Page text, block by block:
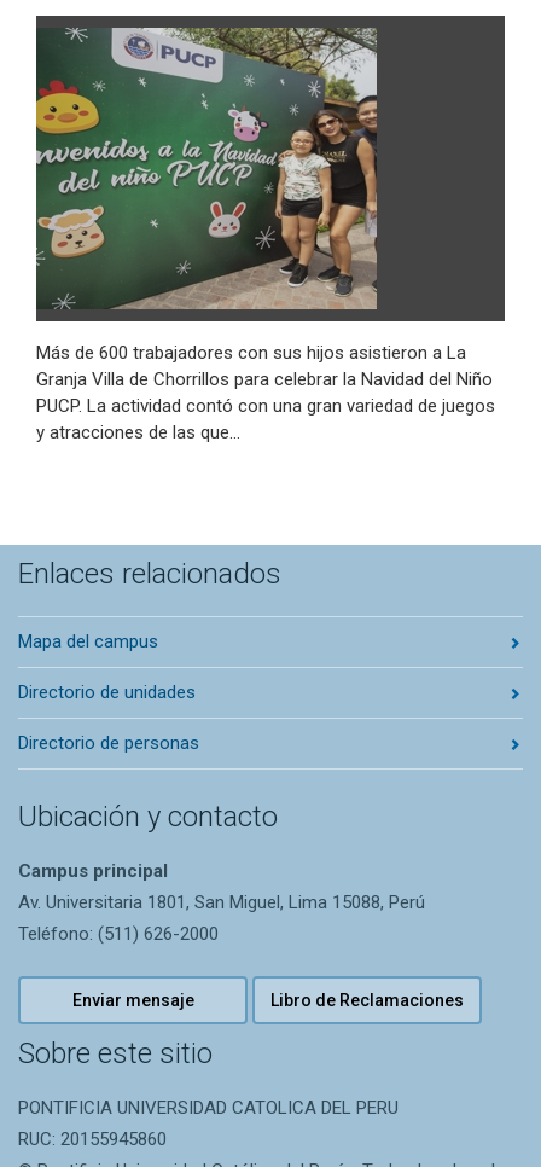
Más de 600 trabajadores con sus hijos asistieron a La
Granja Villa de Chorrillos para celebrar la Navidad del Niño
PUCP. La actividad contó con una gran variedad de juegos
y atracciones de las que…
Enlaces relacionados
Mapa del campus
Directorio de unidades
Directorio de personas
Ubicación y contacto
Campus principal
Av. Universitaria 1801, San Miguel, Lima 15088, Perú
Teléfono: (511) 626-2000
Enviar mensaje Libro de Reclamaciones
Sobre este sitio
PONTIFICIA UNIVERSIDAD CATOLICA DEL PERU
RUC: 20155945860